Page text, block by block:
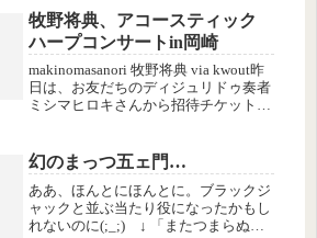
るという内容。全員が前回書いた自分
の過去か...
牧野将典、アコースティック
ハープコンサートin岡崎
makinomasanori 牧野将典 via kwout昨
日は、お友だちのディジュリドゥ奏者
ミシマヒロキさんから招待チケットを
ハープっていうとクラシックのコンサ
ートしか思...
幻のまっつ五ェ門…
ああ、ほんとにほんとに。ブラックジ
ャックと並ぶ当たり役になったかもし
れないのに(;_;) ↓ 「またつまらぬも